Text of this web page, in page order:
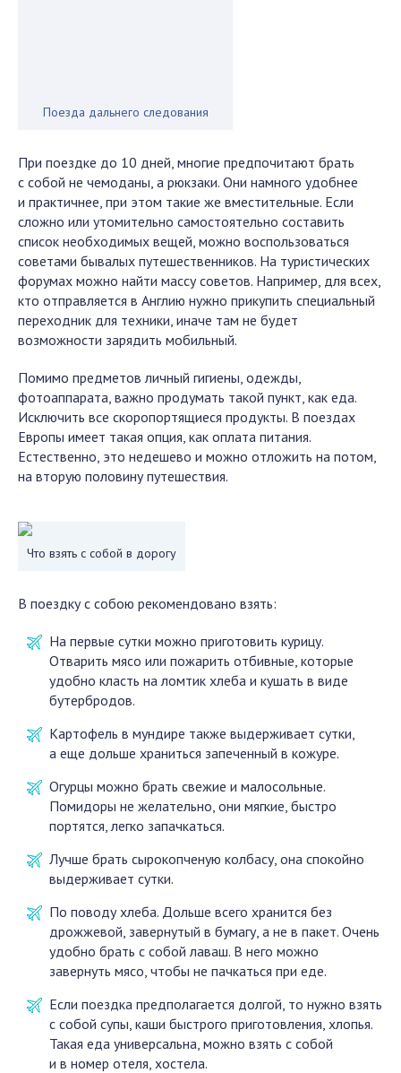
Поезда дальнего следования
При поездке до 10 дней, многие предпочитают брать
с собой не чемоданы, а рюкзаки. Они намного удобнее
и практичнее, при этом такие же вместительные. Если
сложно или утомительно самостоятельно составить
список необходимых вещей, можно воспользоваться
советами бывалых путешественников. На туристических
форумах можно найти массу советов. Например, для всех,
кто отправляется в Англию нужно прикупить специальный
переходник для техники, иначе там не будет
возможности зарядить мобильный.
Помимо предметов личный гигиены, одежды,
фотоаппарата, важно продумать такой пункт, как еда.
Исключить все скоропортящиеся продукты. В поездах
Европы имеет такая опция, как оплата питания.
Естественно, это недешево и можно отложить на потом,
на вторую половину путешествия.
Что взять с собой в дорогу
В поездку с собою рекомендовано взять:
На первые сутки можно приготовить курицу.
Отварить мясо или пожарить отбивные, которые
удобно класть на ломтик хлеба и кушать в виде
бутербродов.
Картофель в мундире также выдерживает сутки,
а еще дольше храниться запеченный в кожуре.
Огурцы можно брать свежие и малосольные.
Помидоры не желательно, они мягкие, быстро
портятся, легко запачкаться.
Лучше брать сырокопченую колбасу, она спокойно
выдерживает сутки.
По поводу хлеба. Дольше всего хранится без
дрожжевой, завернутый в бумагу, а не в пакет. Очень
удобно брать с собой лаваш. В него можно
завернуть мясо, чтобы не пачкаться при еде.
Если поездка предполагается долгой, то нужно взять
с собой супы, каши быстрого приготовления, хлопья.
Такая еда универсальна, можно взять с собой
и в номер отеля, хостела.